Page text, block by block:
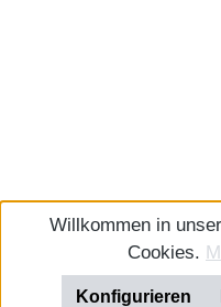
Willkommen in
Cookies.
Konfigurieren